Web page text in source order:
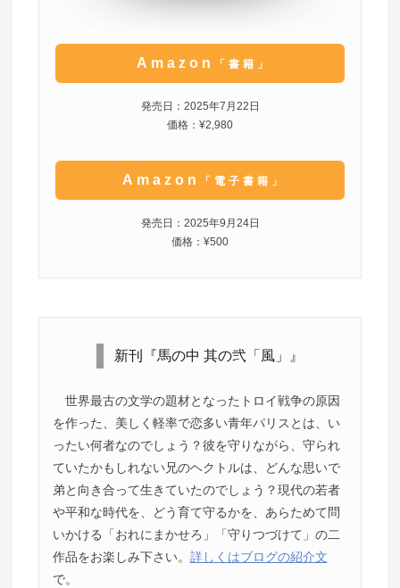
Amazon 「書籍」
発売日：2025年7月22日
価格：¥2,980
Amazon 「電子書籍」
発売日：2025年9月24日
価格：¥500
新刊『馬の中 其の弐「風」』
世界最古の文学の題材となったトロイ戦争の原因
を作った、美しく軽率で恋多い青年パリスとは、い
ったい何者なのでしょう？彼を守りながら、守られ
ていたかもしれない兄のヘクトルは、どんな思いで
弟と向き合って生きていたのでしょう？現代の若者
や平和な時代を、どう育て守るかを、あらためて問
いかける「おれにまかせろ」「守りつづけて」の二
作品をお楽しみ下さい。 詳しくはブログの紹介文
で。